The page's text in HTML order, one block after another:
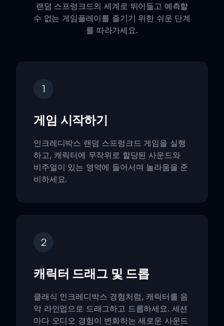
랜덤 스프렁크드의 세계로 뛰어들고 예측할
수 없는 게임플레이를 즐기기 위한 쉬운 단계
를 따라가세요.
1
게임 시작하기
인크레디박스 랜덤 스프렁크드 게임을 실행
하고, 캐릭터에 무작위로 할당된 사운드와
비주얼이 있는 영역에 들어서며 놀라움을 준
비하세요.
2
캐릭터 드래그 및 드롭
클래식 인크레디박스 경험처럼, 캐릭터를 음
악 라인업으로 드래그하고 드롭하세요. 세션
마다 오디오 경험이 변화하는 새로운 사운드